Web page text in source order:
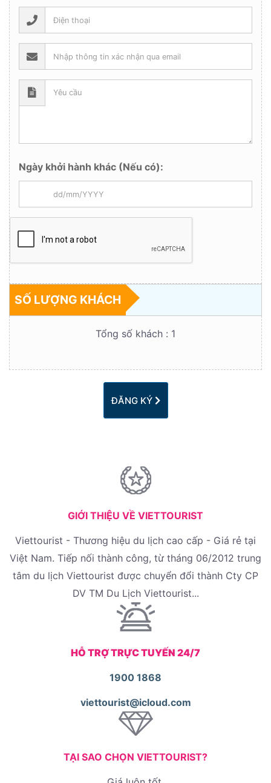
Ngày khởi hành khác (Nếu có):
SỐ LƯỢNG KHÁCH
Tổng số khách : 1
ĐĂNG KÝ
GIỚI THIỆU VỀ VIETTOURIST
Viettourist - Thương hiệu du lịch cao cấp - Giá rẻ tại
Việt Nam. Tiếp nối thành công, từ tháng 06/2012 trung
tâm du lịch Viettourist được chuyển đổi thành Cty CP
DV TM Du Lịch Viettourist...
HỖ TRỢ TRỰC TUYẾN 24/7
1900 1868
viettourist@icloud.com
TẠI SAO CHỌN VIETTOURIST?